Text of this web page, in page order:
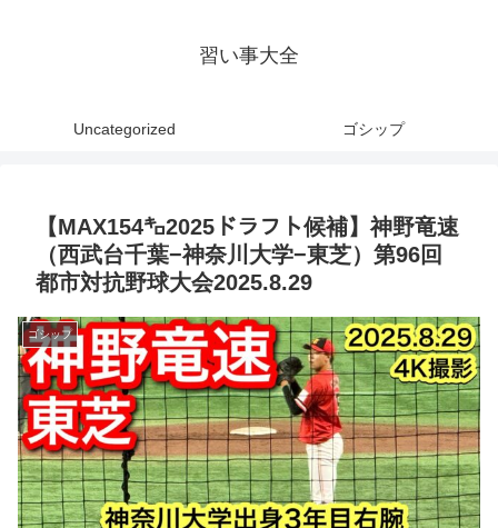
習い事大全
Uncategorized ゴシップ
【MAX154㌔2025ドラフト候補】神野竜速
（西武台千葉−神奈川大学−東芝）第96回
都市対抗野球大会2025.8.29
ゴシップ